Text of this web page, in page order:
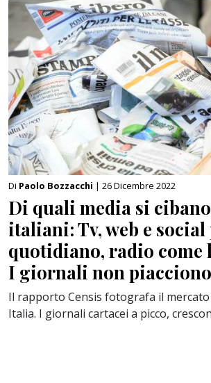
Di Paolo Bozzacchi | 26 Dicembre 2022
Di quali media si
italiani: Tv, web e social
quotidiano, radio come
I giornali non
Il rapporto Censis fotografa il mercato
Italia. I giornali cartacei a picco,